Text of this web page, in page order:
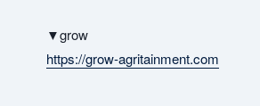
▼grow
https://grow-agritainment.com